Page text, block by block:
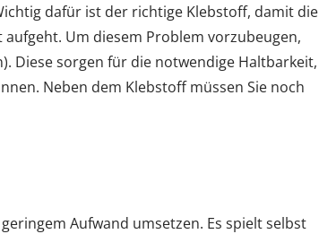
dafür ist der richtige Klebstoff, damit die
Um diesem Problem vorzubeugen,
Diese sorgen für die notwendige Haltbarkeit,
Neben dem Klebstoff müssen Sie noch
Aufwand umsetzen. Es spielt selbst